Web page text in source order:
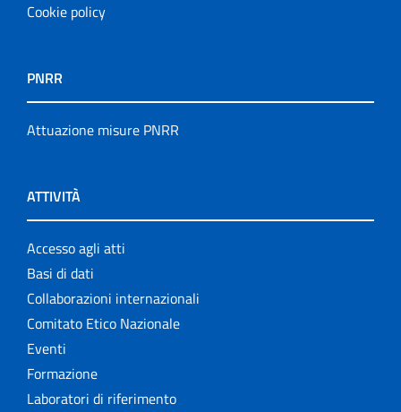
Cookie policy
PNRR
Attuazione misure PNRR
ATTIVITÀ
Accesso agli atti
Basi di dati
Collaborazioni internazionali
Comitato Etico Nazionale
Eventi
Formazione
Laboratori di riferimento